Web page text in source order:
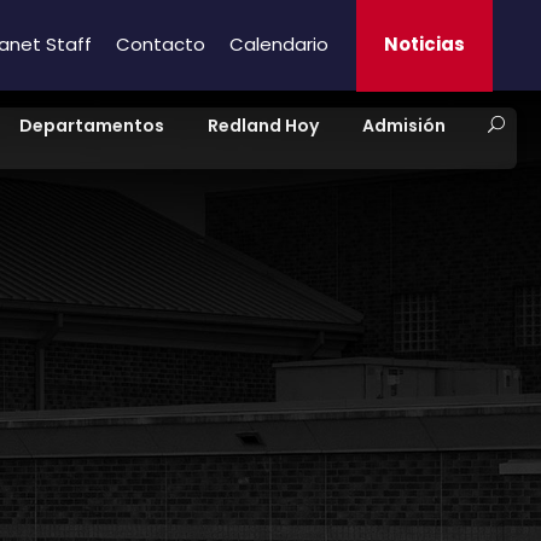
Staff Contacto Calendario Noticias
Departamentos Redland Hoy Admisión